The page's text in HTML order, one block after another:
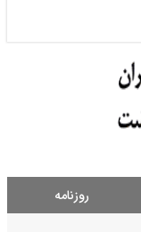
روزنامه